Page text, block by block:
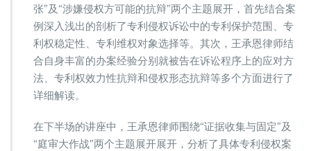
定
及
规
避
设
计”
讲
座
张”及“涉嫌侵权方可能的抗辩”两个主题展开，首先结合案
例深入浅出的剖析了专利侵权诉讼中的专利保护范围、专
利权稳定性、专利维权对象选择等。其次，王承恩律师结
合自身丰富的办案经验分别就被告在诉讼程序上的应对方
法、专利权效力性抗辩和侵权形态抗辩等多个方面进行了
详细解读。
在下半场的讲座中，王承恩律师围绕“证据收集与固定”及
“庭审大作战”两个主题展开展开，分析了具体专利侵权案